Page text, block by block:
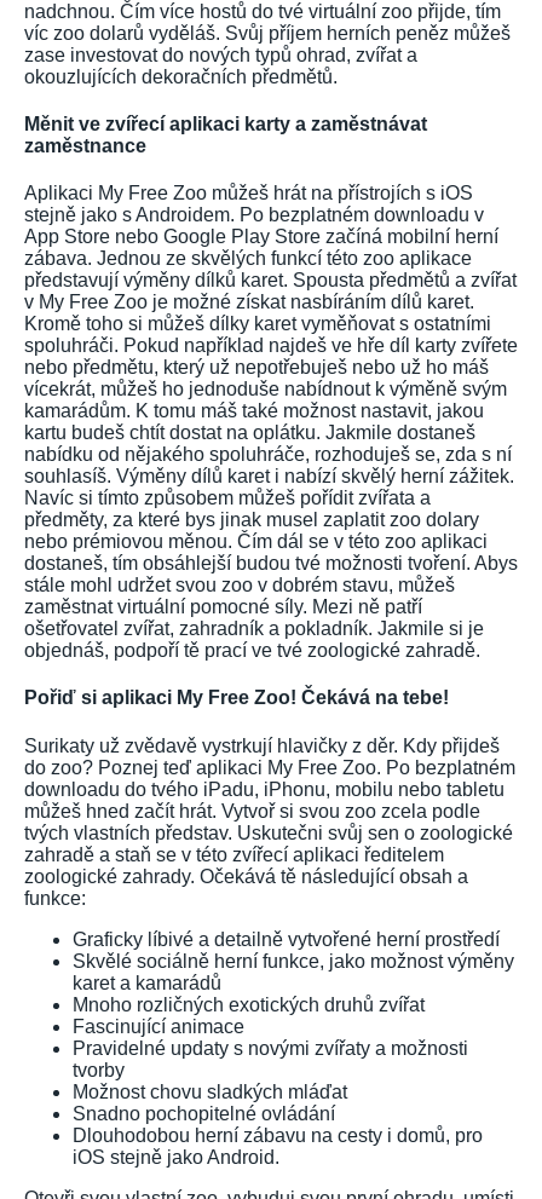
nadchnou. Čím více hostů do tvé virtuální zoo přijde, tím
víc zoo dolarů vyděláš. Svůj příjem herních peněz můžeš
zase investovat do nových typů ohrad, zvířat a
okouzlujících dekoračních předmětů.
Měnit ve zvířecí aplikaci karty a zaměstnávat
zaměstnance
Aplikaci My Free Zoo můžeš hrát na přístrojích s iOS
stejně jako s Androidem. Po bezplatném downloadu v
App Store nebo Google Play Store začíná mobilní herní
zábava. Jednou ze skvělých funkcí této zoo aplikace
představují výměny dílků karet. Spousta předmětů a zvířat
v My Free Zoo je možné získat nasbíráním dílů karet.
Kromě toho si můžeš dílky karet vyměňovat s ostatními
spoluhráči. Pokud například najdeš ve hře díl karty zvířete
nebo předmětu, který už nepotřebuješ nebo už ho máš
vícekrát, můžeš ho jednoduše nabídnout k výměně svým
kamarádům. K tomu máš také možnost nastavit, jakou
kartu budeš chtít dostat na oplátku. Jakmile dostaneš
nabídku od nějakého spoluhráče, rozhoduješ se, zda s ní
souhlasíš. Výměny dílů karet i nabízí skvělý herní zážitek.
Navíc si tímto způsobem můžeš pořídit zvířata a
předměty, za které bys jinak musel zaplatit zoo dolary
nebo prémiovou měnou. Čím dál se v této zoo aplikaci
dostaneš, tím obsáhlejší budou tvé možnosti tvoření. Abys
stále mohl udržet svou zoo v dobrém stavu, můžeš
zaměstnat virtuální pomocné síly. Mezi ně patří
ošetřovatel zvířat, zahradník a pokladník. Jakmile si je
objednáš, podpoří tě prací ve tvé zoologické zahradě.
Pořiď si aplikaci My Free Zoo! Čekává na tebe!
Surikaty už zvědavě vystrkují hlavičky z děr. Kdy přijdeš
do zoo? Poznej teď aplikaci My Free Zoo. Po bezplatném
downloadu do tvého iPadu, iPhonu, mobilu nebo tabletu
můžeš hned začít hrát. Vytvoř si svou zoo zcela podle
tvých vlastních představ. Uskutečni svůj sen o zoologické
zahradě a staň se v této zvířecí aplikaci ředitelem
zoologické zahrady. Očekává tě následující obsah a
funkce:
Graficky líbivé a detailně vytvořené herní prostředí
Skvělé sociálně herní funkce, jako možnost výměny
karet a kamarádů
Mnoho rozličných exotických druhů zvířat
Fascinující animace
Pravidelné updaty s novými zvířaty a možnosti
tvorby
Možnost chovu sladkých mláďat
Snadno pochopitelné ovládání
Dlouhodobou herní zábavu na cesty i domů, pro
iOS stejně jako Android.